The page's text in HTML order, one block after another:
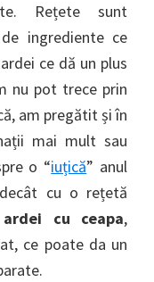
Rețete sunt
ingrediente ce
ce dă un plus
nu pot trece prin
am pregătit și în
mai mult sau
o “iuțică” anul
cu o rețetă
cu ceapa,
ce poate da un